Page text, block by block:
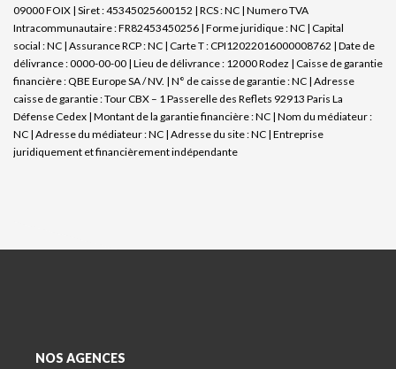
09000 FOIX | Siret : 45345025600152 | RCS : NC | Numero TVA
Intracommunautaire : FR82453450256 | Forme juridique : NC | Capital
social : NC | Assurance RCP : NC | Carte T : CPI12022016000008762 | Date de
délivrance : 0000-00-00 | Lieu de délivrance : 12000 Rodez | Caisse de garantie
financière : QBE Europe SA / NV. | N° de caisse de garantie : NC | Adresse
caisse de garantie : Tour CBX – 1 Passerelle des Reflets 92913 Paris La
Défense Cedex | Montant de la garantie financière : NC | Nom du médiateur :
NC | Adresse du médiateur : NC | Adresse du site : NC | Entreprise
juridiquement et financièrement indépendante
NOS AGENCES